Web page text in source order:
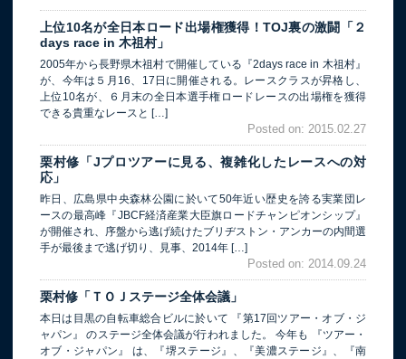
上位10名が全日本ロード出場権獲得！TOJ裏の激闘「２
days race in 木祖村」
2005年から長野県木祖村で開催している『2days race in 木祖村』
が、今年は５月16、17日に開催される。レースクラスが昇格し、
上位10名が、６月末の全日本選手権ロードレースの出場権を獲得
できる貴重なレースと […]
Posted on: 2015.02.27
栗村修「Jプロツアーに見る、複雑化したレースへの対
応」
昨日、広島県中央森林公園に於いて50年近い歴史を誇る実業団レ
ースの最高峰『JBCF経済産業大臣旗ロードチャンピオンシップ』
が開催され、序盤から逃げ続けたブリヂストン・アンカーの内間選
手が最後まで逃げ切り、見事、2014年 […]
Posted on: 2014.09.24
栗村修「ＴＯＪステージ全体会議」
本日は目黒の自転車総合ビルに於いて 『第17回ツアー・オブ・ジ
ャパン』 のステージ全体会議が行われました。 今年も 『ツアー・
オブ・ジャパン』 は、『堺ステージ』、『美濃ステージ』、『南